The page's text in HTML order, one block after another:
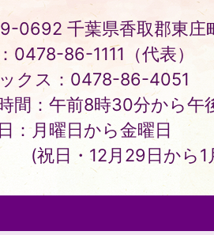
0692 千葉県香取郡東庄
0478-86-1111（代表）
クス：0478-86-4051
間：午前8時30分から午
：月曜日から金曜日
(祝日・12月29日から